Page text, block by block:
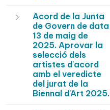
Acord de la Junta
de Govern de data
13 de maig de
2025. Aprovar la
selecció dels
artistes d'acord
amb el veredicte
del jurat de la
Biennal d'Art 2025.